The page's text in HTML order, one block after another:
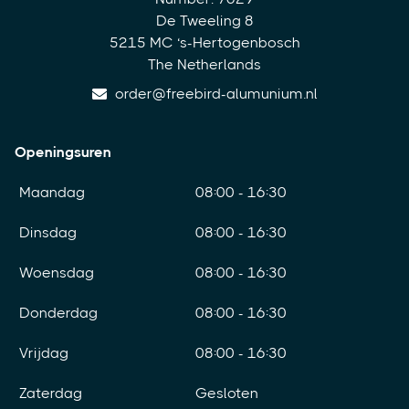
De Tweeling 8
5215 MC ‘s-Hertogenbosch
The Netherlands
order@freebird-alumunium.nl
Openingsuren
Maandag 08:00 - 16:30
Dinsdag 08:00 - 16:30
Woensdag 08:00 - 16:30
Donderdag 08:00 - 16:30
Vrijdag 08:00 - 16:30
Zaterdag Gesloten